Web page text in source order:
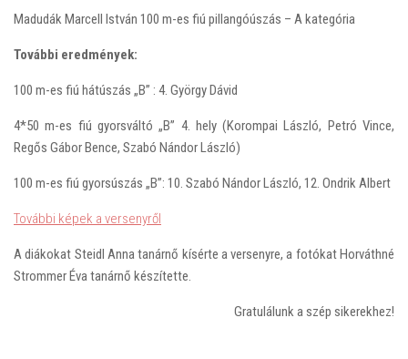
Madudák Marcell István 100 m-es fiú pillangóúszás – A kategória
További eredmények:
100 m-es fiú hátúszás „B” : 4. György Dávid
4*50 m-es fiú gyorsváltó „B” 4. hely (Korompai László, Petró Vince,
Regős Gábor Bence, Szabó Nándor László)
100 m-es fiú gyorsúszás „B”: 10. Szabó Nándor László, 12. Ondrik Albert
További képek a versenyről
A diákokat Steidl Anna tanárnő kísérte a versenyre, a fotókat Horváthné
Strommer Éva tanárnő készítette.
Gratulálunk a szép sikerekhez!